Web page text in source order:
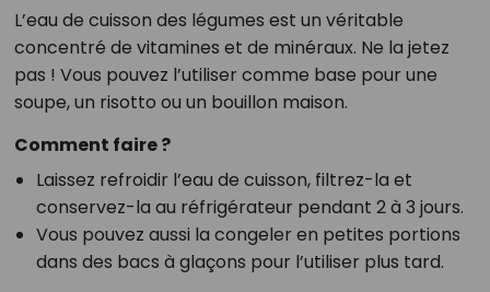
L’eau de cuisson des légumes est un véritable
concentré de vitamines et de minéraux. Ne la jetez
pas ! Vous pouvez l’utiliser comme base pour une
soupe, un risotto ou un bouillon maison.
Comment faire ?
Laissez refroidir l’eau de cuisson, filtrez-la et
conservez-la au réfrigérateur pendant 2 à 3 jours.
Vous pouvez aussi la congeler en petites portions
dans des bacs à glaçons pour l’utiliser plus tard.